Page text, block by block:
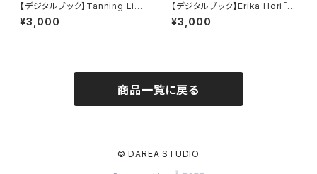
【デジタルブック】Tanning Limi
t DAREA Dream Factory Ma
gazine
¥3,000
【デジタルブック】Erika Hori「R
OOM」
¥3,000
商品一覧に戻る
© DAREA STUDIO